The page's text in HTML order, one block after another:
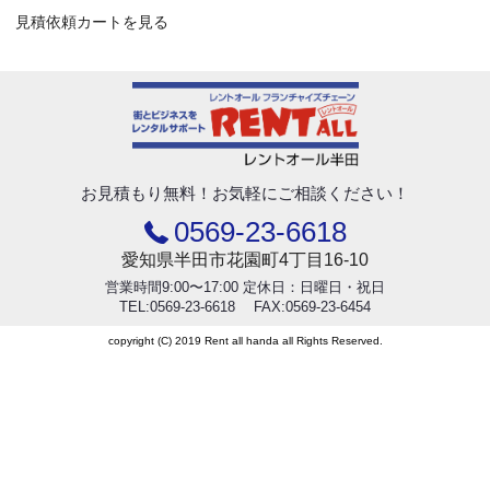
見積依頼カートを見る
お見積もり無料！ お気軽にご相談ください！
0569-23-6618
愛知県半田市花園町4丁目16-10
営業時間9:00〜17:00 定休日：日曜日・祝日
TEL:0569-23-6618 FAX:0569-23-6454
copyright (C) 2019 Rent all handa all Rights Reserved.